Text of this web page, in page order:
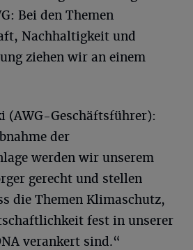
Bei den Themen
Nachhaltigkeit und
ziehen wir an einem
(AWG-Geschäftsführer):
der
werden wir unserem
gerecht und stellen
die Themen Klimaschutz,
fest in unserer
verankert sind.“